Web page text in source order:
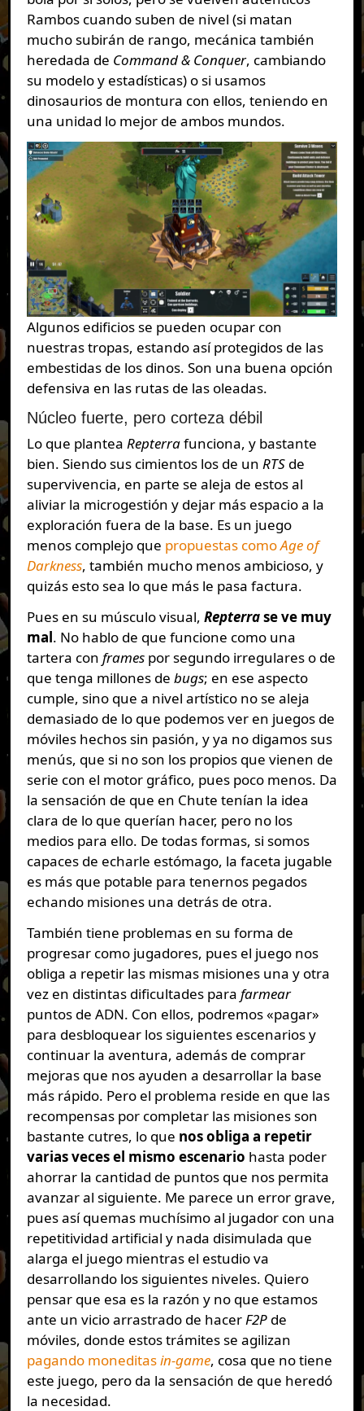
Rambos cuando suben de nivel (si matan
mucho subirán de rango, mecánica también
heredada de Command & Conquer, cambiando
su modelo y estadísticas) o si usamos
dinosaurios de montura con ellos, teniendo en
una unidad lo mejor de ambos mundos.
Algunos edificios se pueden ocupar con
nuestras tropas, estando así protegidos de las
embestidas de los dinos. Son una buena opción
defensiva en las rutas de las oleadas.
Núcleo fuerte, pero corteza débil
Lo que plantea Repterrafunciona, y bastante
bien. Siendo sus cimientos los de un RTSde
supervivencia, en parte se aleja de estos al
aliviar la microgestión y dejar más espacio a la
exploración fuera de la base. Es un juego
menos complejo que propuestas comoAge of
Darkness, también mucho menos ambicioso, y
quizás esto sea lo que más le pasa factura.
Pues en su músculo visual, Repterrase ve muy
mal. No hablo de que funcione como una
tartera con framespor segundo irregulares o de
que tenga millones de bugs; en ese aspecto
cumple, sino que a nivel artístico no se aleja
demasiado de lo que podemos ver en juegos de
móviles hechos sin pasión, y ya no digamos sus
menús, que si no son los propios que vienen de
serie con el motor gráfico, pues poco menos. Da
la sensación de que en Chute tenían la idea
clara de lo que querían hacer, pero no los
medios para ello. De todas formas, si somos
capaces de echarle estómago, la faceta jugable
es más que potable para tenernos pegados
echando misiones una detrás de otra.
También tiene problemas en su forma de
progresar como jugadores, pues el juego nos
obliga a repetir las mismas misiones una y otra
vez en distintas dificultades para farmear
puntos de ADN. Con ellos, podremos «pagar»
para desbloquear los siguientes escenarios y
continuar la aventura, además de comprar
mejoras que nos ayuden a desarrollar la base
más rápido. Pero el problema reside en que las
recompensas por completar las misiones son
bastante cutres, lo que nos obliga a repetir
varias veces el mismo escenario hasta poder
ahorrar la cantidad de puntos que nos permita
avanzar al siguiente. Me parece un error grave,
pues así quemas muchísimo al jugador con una
repetitividad artificial y nada disimulada que
alarga el juego mientras el estudio va
desarrollando los siguientes niveles. Quiero
pensar que esa es la razón y no que estamos
ante un vicio arrastrado de hacerF2Pde
móviles, donde estos trámites se agilizan
pagando moneditasin-game, cosa que no tiene
este juego, pero da la sensación de que heredó
la necesidad.